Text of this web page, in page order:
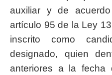
auxiliar y de
artículo 95 de la Ley
inscrito como
designado, quien
anteriores a la fecha